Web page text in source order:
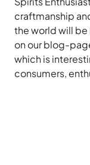
craftmanship
the world will
on our blog-
which is
consumers,